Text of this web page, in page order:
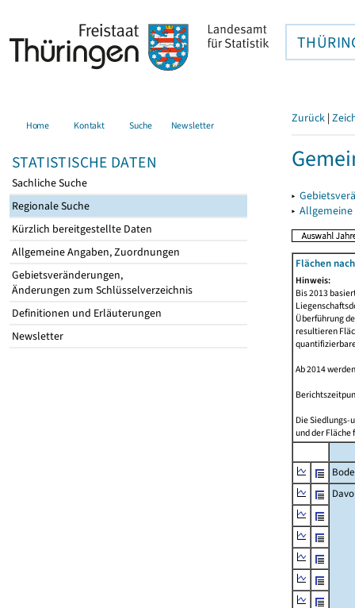
Home Kontakt Suche Newsletter
STATISTISCHE DATEN
Sachliche Suche
Regionale Suche
Kürzlich bereitgestellte Daten
Allgemeine Angaben, Zuordnungen
Gebietsveränderungen,
Änderungen zum Schlüsselverzeichnis
Definitionen und Erläuterungen
Newsletter
Zurück |
▸
▸
Flächen
Hinweis:
Bis 2013
Überführung
resultieren
Ab 2014
Die Siedlungs-
und der Fläche